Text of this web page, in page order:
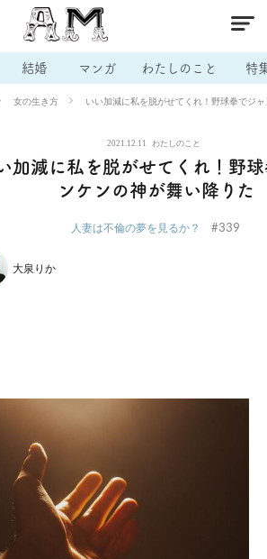
結婚 マンガ わたしのこと 特
女の生き方 いい加減に私を脱がせてくれ！野球拳でジ
2021.12.11 わたしのこと
加減に私を脱がせてくれ！野
ンケンの神が舞い降りた
人妻は不倫の夢を見るか？ #339
大泉りか
# 男の本音 # セフレ # 不倫
# マッチングアプリ # ラブグッズ # 体の相